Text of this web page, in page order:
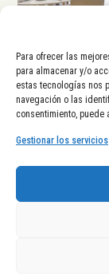
Para ofrecer las
para almacenar y/o
estas tecnologías nos
navegación o las
consentimiento, puede
Gestionar los servicios
NH
La Diputación
el Ayuntamiento
Gasteiz y el
tienen el placer de
posicionamiento
Territorio
su capital,